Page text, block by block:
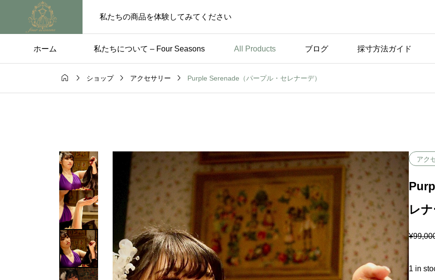
私たちの商品を体験してみてください
ホーム 私たちについて – Four Seasons All Products ブログ 採寸方法ガイド
未分類 未分類
  ショップ  アクセサリー  Purple Serenade（パープル・セレナーデ）
アク
レナ
¥
1 in